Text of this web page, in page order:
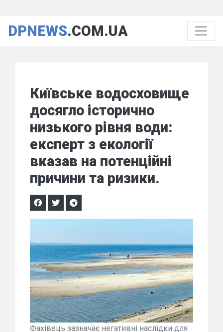
DPNEWS.COM.UA
Київське водосховище
досягло історично
низького рівня води:
експерт з екології
вказав на потенційні
причини та ризики.
Фахівець зазначає негативні наслідки для